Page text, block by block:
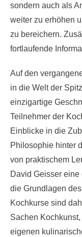
sondern auch als
weiter zu erhöhen
zu bereichern.
fortlaufende
Auf den
in die Welt der
einzigartige
Teilnehmer der
Einblicke in die
Philosophie hinter
von praktischem
David Geisser
die Grundlagen
Kochkurse sind
Sachen
eigenen